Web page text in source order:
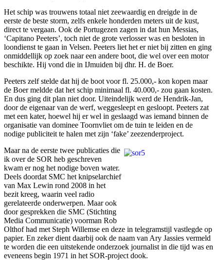
Het schip was trouwens totaal niet zeewaardig en dreigde in de
eerste de beste storm, zelfs enkele honderden meters uit de kust,
direct te vergaan. Ook de Portugezen zagen in dat hun Messias,
‘Capitano Peeters’, toch niet de grote verlosser was en besloten in
loondienst te gaan in Velsen. Peeters liet het er niet bij zitten en ging
onmiddellijk op zoek naar een andere boot, die wel over een motor
beschikte. Hij vond die in IJmuiden bij dhr. H. de Boer.
Peeters zelf stelde dat hij de boot voor fl. 25.000,- kon kopen maar
de Boer meldde dat het schip minimaal fl. 40.000,- zou gaan kosten.
En dus ging dit plan niet door. Uiteindelijk werd de Hendrik-Jan,
door de eigenaar van de werf, weggesleept en gesloopt. Peeters zat
met een kater, hoewel hij er wel in geslaagd was iemand binnen de
organisatie van dominee Toornvliet om de tuin te leiden en de
nodige publiciteit te halen met zijn ‘fake’ zeezenderproject.
Maar na de eerste twee publicaties die
ik over de SOR heb geschreven
kwam er nog het nodige boven water.
Deels doordat SMC het knipselarchief
van Max Lewin rond 2008 in het
bezit kreeg, waarin veel radio
gerelateerde onderwerpen. Maar ook
door gesprekken die SMC (Stichting
Media Communicatie) voorman Rob
Olthof had met Steph Willemse en deze in telegramstijl vastlegde op
papier. En zeker dient daarbij ook de naam van Ary Jassies vermeld
te worden die een uitstekende onderzoek journalist in die tijd was en
eveneens begin 1971 in het SOR-project dook.